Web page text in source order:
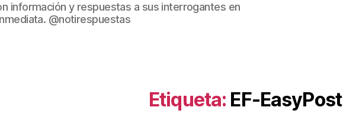
información y respuestas a sus interrogantes en
@notirespuestas
Etiqueta: EF-EasyPost